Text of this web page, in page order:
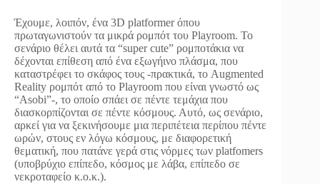
Έχουμε, λοιπόν, ένα 3D platformer όπου
πρωταγωνιστούν τα μικρά ρομπότ του Playroom. Το
σενάριο θέλει αυτά τα “super cute” ρομποτάκια να
δέχονται επίθεση από ένα εξωγήινο πλάσμα, που
καταστρέφει το σκάφος τους -πρακτικά, το Augmented
Reality ρομπότ από το Playroom που είναι γνωστό ως
“Asobi”-, το οποίο σπάει σε πέντε τεμάχια που
διασκορπίζονται σε πέντε κόσμους. Αυτό, ως σενάριο,
αρκεί για να ξεκινήσουμε μια περιπέτεια περίπου πέντε
ωρών, στους εν λόγω κόσμους, με διαφορετική
θεματική, που πατάνε γερά στις νόρμες των platfomers
(υποβρύχιο επίπεδο, κόσμος με λάβα, επίπεδο σε
νεκροταφείο κ.ο.κ.).